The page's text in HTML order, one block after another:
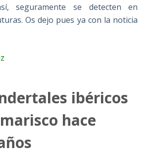
seguramente se detecten en
Os dejo pues ya con la noticia
ibéricos
hace